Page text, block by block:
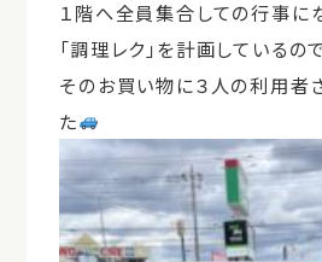
１階へ全員集合しての行事に
「調理レク」を計画しているので
そのお買い物に３人の利用者
た